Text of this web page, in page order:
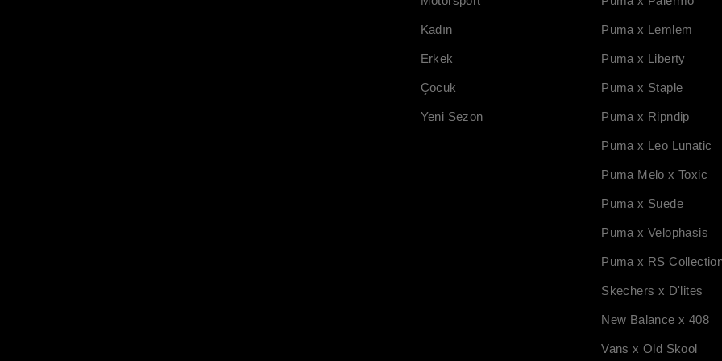
Kadın
Erkek
Çocuk
Yeni Sezon
Puma x Lemlem
Puma x Liberty
Puma x Staple
Puma x Ripndip
Puma x Leo Lunatic
Puma Melo x Toxic
Puma x Suede
Puma x Velophasis
Puma x RS
Skechers x D'lites
New Balance x 408
Vans x Old Skool